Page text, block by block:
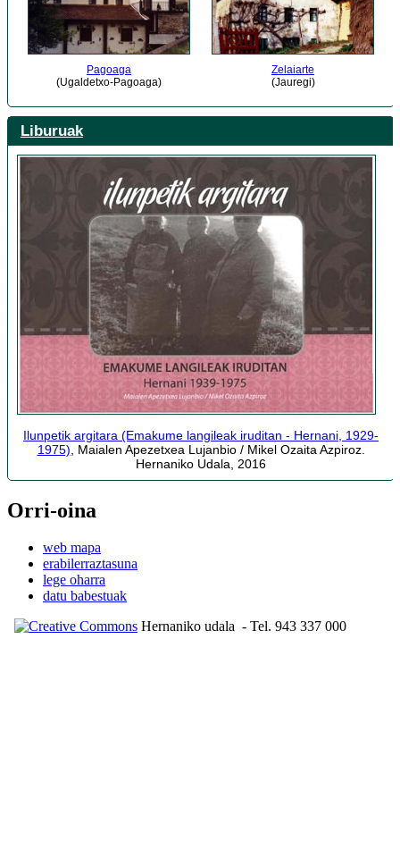
Pagoaga
(Ugaldetxo-Pagoaga)
Zelaiarte
(Jauregi)
Liburuak
Ilunpetik argitara (Emakume langileak iruditan - Hernani, 1929-
1975) , Maialen Apezetxea Lujanbio / Mikel Ozaita Azpiroz.
Hernaniko Udala, 2016
Orri-oina
web mapa
erabilerraztasuna
lege oharra
datu babestuak
Hernaniko udala - Tel. 943 337 000